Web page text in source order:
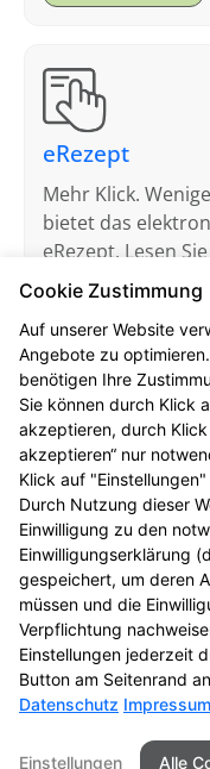
eRezept
Mehr Klick.
bietet das
eRezept. Lesen
FAQ.
Mehr erfahren
Elektronische
Hier finden Sie
Antworten rund
Patientenakte).
Mehr erfahren
Cookie Zustimmung
Auf unserer Website
Angebote zu
benötigen Ihre
Sie können durch Klick
akzeptieren, durch
akzeptieren“ nur
Klick auf
Durch Nutzung dieser
Einwilligung zu den
Einwilligungserklärung
gespeichert, um deren
müssen und die
Verpflichtung
Einstellungen jederzeit
Button am Seitenrand
Datenschutz Impressum
Einstellungen Alle